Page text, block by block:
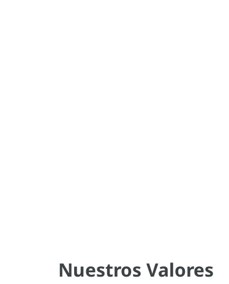
Nuestros Valores